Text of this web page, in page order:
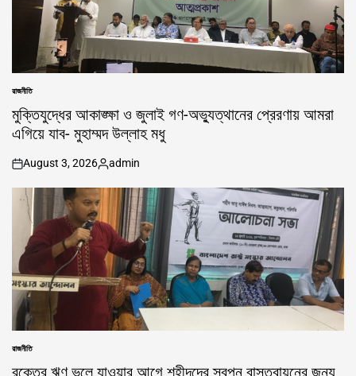
POSTED
রাজনীতি
মুক্তিযুদ্ধের আকাঙ্ক্ষা ও জুলাই গণ-অভ্যুত্থানের প্রেরণায় আমরা
এগিয়ে যাব- মুহাম্মদ উল্লাহ মধু
on
August 3, 2026
Posted
by
admin
POSTED
রাজনীতি